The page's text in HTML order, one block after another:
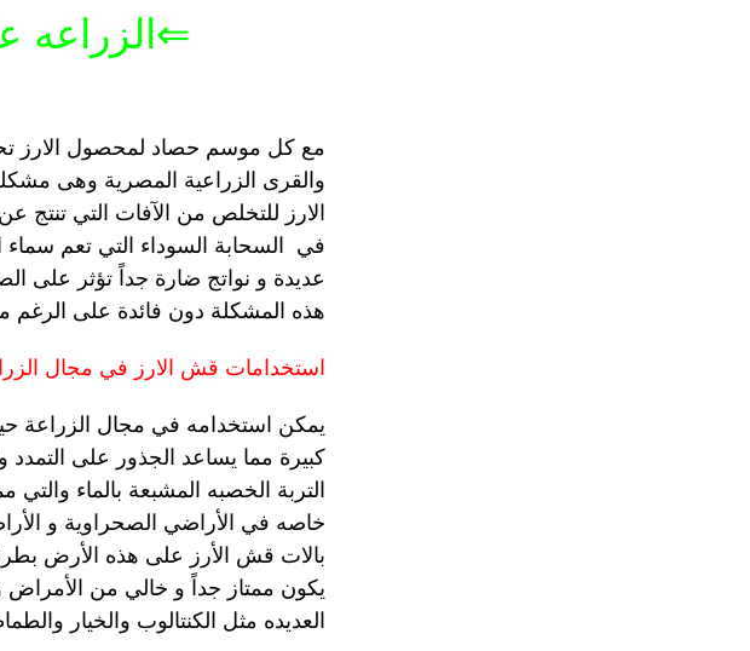
⇐الزراعه
مع كل موسم حصاد لمحصول الارز
والقرى الزراعية المصرية وهى
الارز للتخلص من الآفات التي
في السحابة السوداء التي تعم
عديدة و نواتج ضارة جداً تؤثر على
هذه المشكلة دون فائدة على الرغم
استخدامات قش الارز في مجال
یمكن استخدامه في مجال الزراعة
كبیرة مما یساعد الجذور على التمدد
التربة الخصبه المشبعة بالماء
خاصه في الأراضي الصحراوية و
بالات قش الأرز على هذه الأرض
يكون ممتاز جداً و خالي من
العديده مثل الكنتالوب والخيار